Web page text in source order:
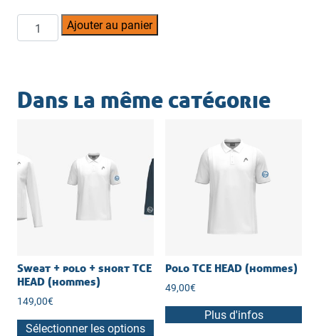
quantité
de
"Jacket"
HEAD
Ajouter au panier
Dans la même catégorie
Sweat + polo + short TCE
HEAD (hommes)
149,00€
Sélectionner les options
Polo TCE HEAD (hommes)
49,00€
Plus d'infos